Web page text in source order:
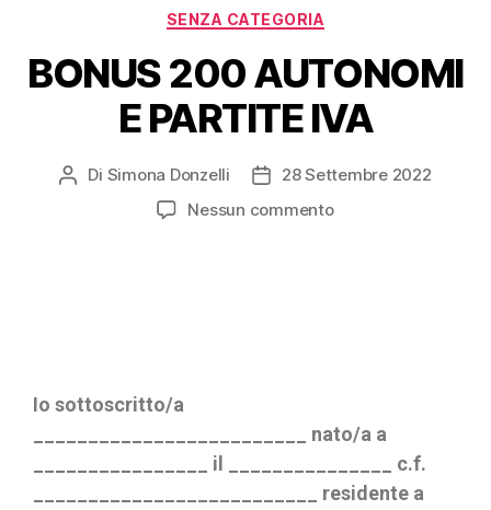
SENZA CATEGORIA
BONUS 200 AUTONOMI
E PARTITE IVA
Di Simona Donzelli
28 Settembre 2022
Nessun commento
Io sottoscritto/a
_________________________ nato/a a
________________ il _______________ c.f.
__________________________ residente a